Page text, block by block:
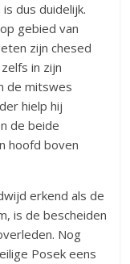
dus duidelijk.
gebied van
zijn chesed
in zijn
de mitswes
hielp hij
de beide
hoofd boven
erkend als de
is de bescheiden
Nog
Posek eens